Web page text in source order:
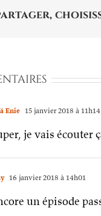
Enie 15 janvier 2018 à 11h14
je vais écouter
16 janvier 2018 à 14h01
un épisode